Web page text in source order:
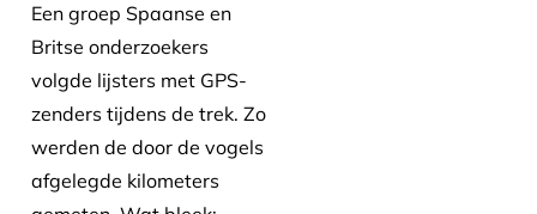
Een groep Spaanse en
Britse onderzoekers
volgde lijsters met GPS-
zenders tijdens de trek. Zo
werden de door de vogels
afgelegde kilometers